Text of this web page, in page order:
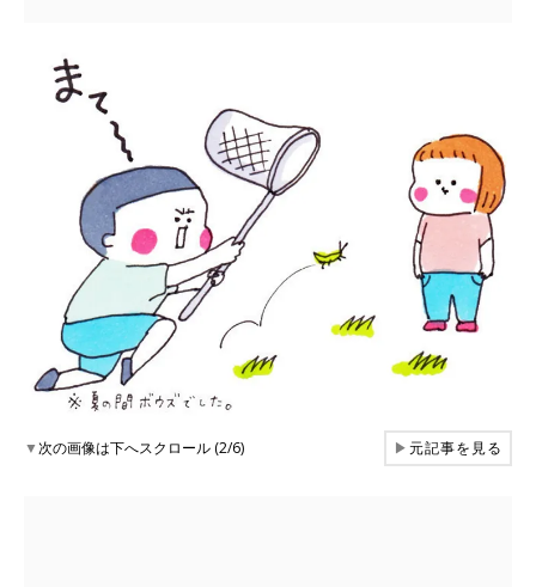
▼次の画像は下へスクロール (2/6) ▶元記事を見る